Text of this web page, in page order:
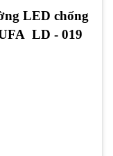
LED chống
LD - 019